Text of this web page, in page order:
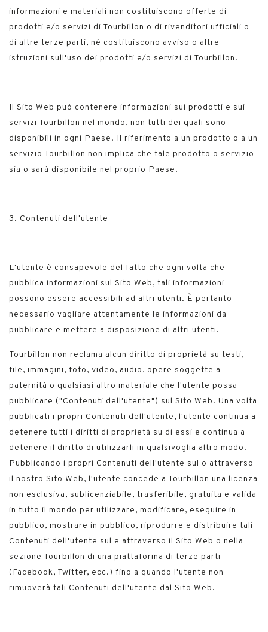
informazioni e materiali non costituiscono offerte di
prodotti e/o servizi di Tourbillon o di rivenditori ufficiali o
di altre terze parti, né costituiscono avviso o altre
istruzioni sull'uso dei prodotti e/o servizi di Tourbillon.
Il Sito Web può contenere informazioni sui prodotti e sui
servizi Tourbillon nel mondo, non tutti dei quali sono
disponibili in ogni Paese. Il riferimento a un prodotto o a un
servizio Tourbillon non implica che tale prodotto o servizio
sia o sarà disponibile nel proprio Paese.
3. Contenuti dell'utente
L'utente è consapevole del fatto che ogni volta che
pubblica informazioni sul Sito Web, tali informazioni
possono essere accessibili ad altri utenti. È pertanto
necessario vagliare attentamente le informazioni da
pubblicare e mettere a disposizione di altri utenti.
Tourbillon non reclama alcun diritto di proprietà su testi,
file, immagini, foto, video, audio, opere soggette a
paternità o qualsiasi altro materiale che l'utente possa
pubblicare ("Contenuti dell'utente") sul Sito Web. Una volta
pubblicati i propri Contenuti dell'utente, l'utente continua a
detenere tutti i diritti di proprietà su di essi e continua a
detenere il diritto di utilizzarli in qualsivoglia altro modo.
Pubblicando i propri Contenuti dell'utente sul o attraverso
il nostro Sito Web, l'utente concede a Tourbillon una licenza
non esclusiva, sublicenziabile, trasferibile, gratuita e valida
in tutto il mondo per utilizzare, modificare, eseguire in
pubblico, mostrare in pubblico, riprodurre e distribuire tali
Contenuti dell'utente sul e attraverso il Sito Web o nella
sezione Tourbillon di una piattaforma di terze parti
(Facebook, Twitter, ecc.) fino a quando l'utente non
rimuoverà tali Contenuti dell'utente dal Sito Web.